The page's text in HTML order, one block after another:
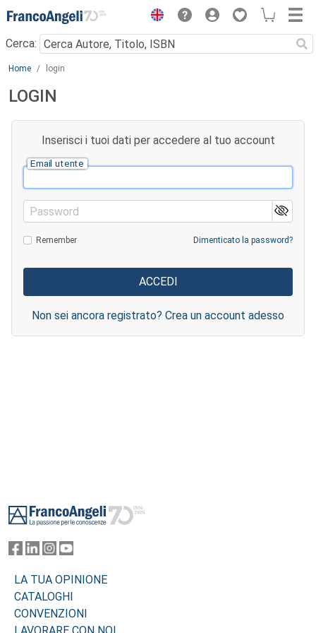
Menu
Cerca:
Main content
Home login
LOGIN
Inserisci i tuoi dati per accedere al tuo account
Email utente
Password
Remember Dimenticato la password?
Non sei ancora registrato? Crea un account adesso
LA TUA OPINIONE
CATALOGHI
CONVENZIONI